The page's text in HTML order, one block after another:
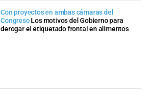
Con proyectos en ambas cámaras del
Congreso Los motivos del Gobierno para
derogar el etiquetado frontal en alimentos